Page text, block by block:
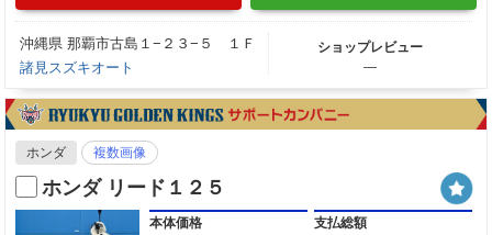
沖縄県 那覇市古島１−２３−５ １Ｆ
諸見スズキオート
ショップレビュー
―
ホンダ 複数画像
ホンダ リード１２５
本体価格 支払総額